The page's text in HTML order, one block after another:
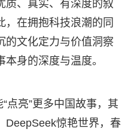
质、真实、有深度的叙
，在拥抱科技浪潮的同
的文化定力与价值洞察
身的深度与温度。
点亮”更多中国故事，其
DeepSeek惊艳世界，春